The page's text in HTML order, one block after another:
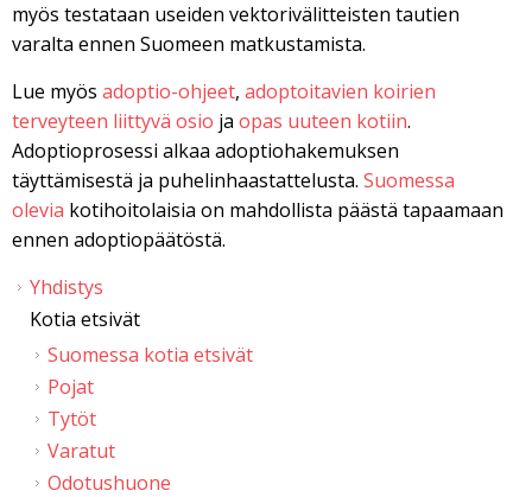
myös testataan useiden vektorivälitteisten tautien
varalta ennen Suomeen matkustamista.
Lue myös adoptio-ohjeet, adoptoitavien koirien
terveyteen liittyvä osio ja opas uuteen kotiin.
Adoptioprosessi alkaa adoptiohakemuksen
täyttämisestä ja puhelinhaastattelusta. Suomessa
olevia kotihoitolaisia on mahdollista päästä tapaamaan
ennen adoptiopäätöstä.
Yhdistys
Kotia etsivät
Suomessa kotia etsivät
Pojat
Tytöt
Varatut
Odotushuone